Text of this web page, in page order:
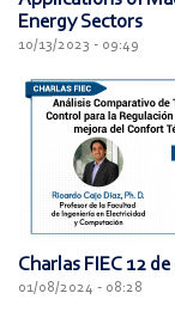
Energy Sectors
10/13/2023 - 09:49
Charlas FIEC 12
01/08/2024 - 08:28